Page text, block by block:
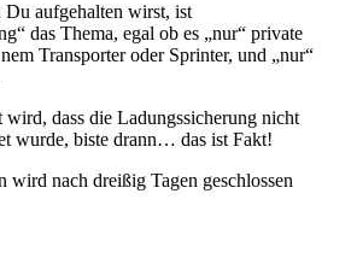
Du aufgehalten wirst, ist
das Thema, egal ob es „nur“ private
Transporter oder Sprinter, und „nur“
wird, dass die Ladungssicherung nicht
wurde, biste drann… das ist Fakt!
nach dreißig Tagen geschlossen